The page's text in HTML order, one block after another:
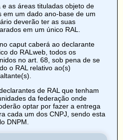
as áreas tituladas objeto de
em um dado ano-base de um
deverão ter as suas
em um único RAL.
caput caberá ao declarante
do RALweb, todos os
no art. 68, sob pena de se
o RAL relativo ao(s)
de RAL que tenham
da federação onde
optar por fazer a entrega
cada um dos CNPJ, sendo esta
DNPM.